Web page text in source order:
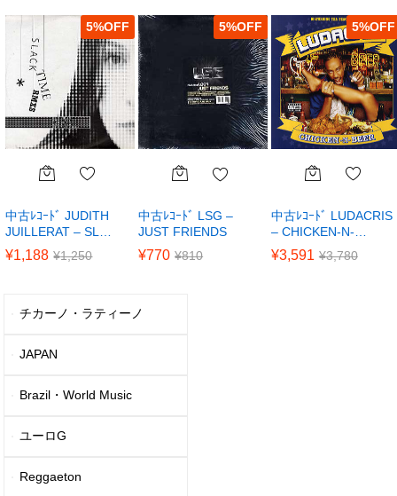
5%
中古ﾚｺｰﾄﾞ JUDITH
JUILLERAT – SL…
¥1,188 ¥1,250
5%
中古ﾚｺｰﾄﾞ LSG –
JUST FRIENDS
¥770 ¥810
5%
中古ﾚｺｰﾄﾞ LUDACRIS
– CHICKEN-N-…
¥3,591 ¥3,780
チカーノ・ラティーノ
JAPAN
Brazil・World Music
ユーロG
Reggaeton